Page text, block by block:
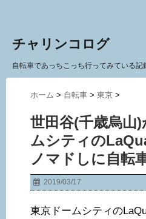
チャリンコログ
自転車であっちこっち行ってみている
ホーム > 自転車 > 東京 >
世田谷(千歳烏山
ムシティの
ノマドしに自転
2019/03/17
東京ドームシティの